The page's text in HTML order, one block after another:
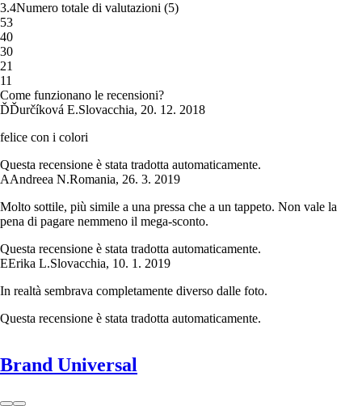
3.4Numero totale di valutazioni (5)
53
40
30
21
11
Come funzionano le recensioni?
ĎĎurčíková E.Slovacchia, 20. 12. 2018
felice con i colori
Questa recensione è stata tradotta automaticamente.
AAndreea N.Romania, 26. 3. 2019
Molto sottile, più simile a una pressa che a un tappeto. Non vale la
pena di pagare nemmeno il mega-sconto.
Questa recensione è stata tradotta automaticamente.
EErika L.Slovacchia, 10. 1. 2019
In realtà sembrava completamente diverso dalle foto.
Questa recensione è stata tradotta automaticamente.
Brand Universal